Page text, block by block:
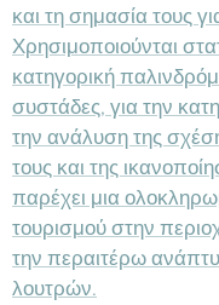
και τη σημασία τους
Χρησιμοποιούνται
κατηγορική
συστάδες, για την
την ανάλυση της
τους και της
παρέχει μια
τουρισμού στην
την περαιτέρω
λουτρών.